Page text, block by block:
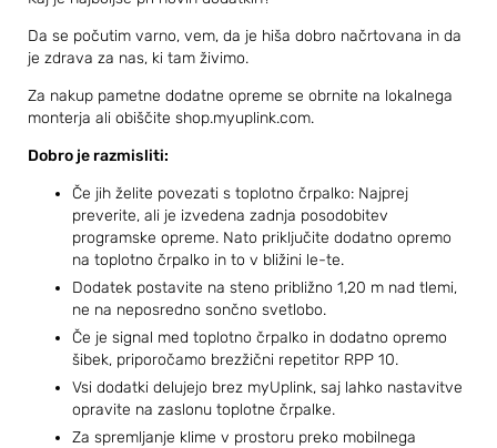
Da se počutim varno, vem, da je hiša dobro načrtovana in da
je zdrava za nas, ki tam živimo.
Za nakup pametne dodatne opreme se obrnite na lokalnega
monterja ali obiščite shop.myuplink.com.
Dobro je razmisliti:
Če jih želite povezati s toplotno črpalko: Najprej
preverite, ali je izvedena zadnja posodobitev
programske opreme. Nato priključite dodatno opremo
na toplotno črpalko in to v bližini le-te.
Dodatek postavite na steno približno 1,20 m nad tlemi,
ne na neposredno sončno svetlobo.
Če je signal med toplotno črpalko in dodatno opremo
šibek, priporočamo brezžični repetitor RPP 10.
Vsi dodatki delujejo brez myUplink, saj lahko nastavitve
opravite na zaslonu toplotne črpalke.
Za spremljanje klime v prostoru preko mobilnega